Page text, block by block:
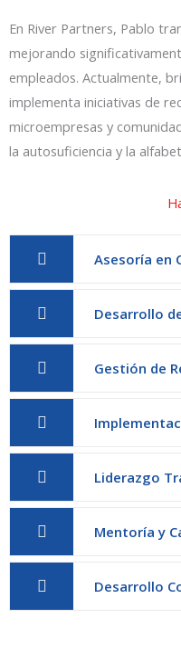
En River Partners, Pablo
mejorando
empleados. Actualmente,
implementa iniciativas de
microempresas y
la autosuficiencia y la
Asesoría en
Desarrollo
Gestión de
Liderazgo
Mentoría y
Desarrollo